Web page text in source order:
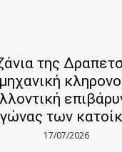
της
των
17/07/2026